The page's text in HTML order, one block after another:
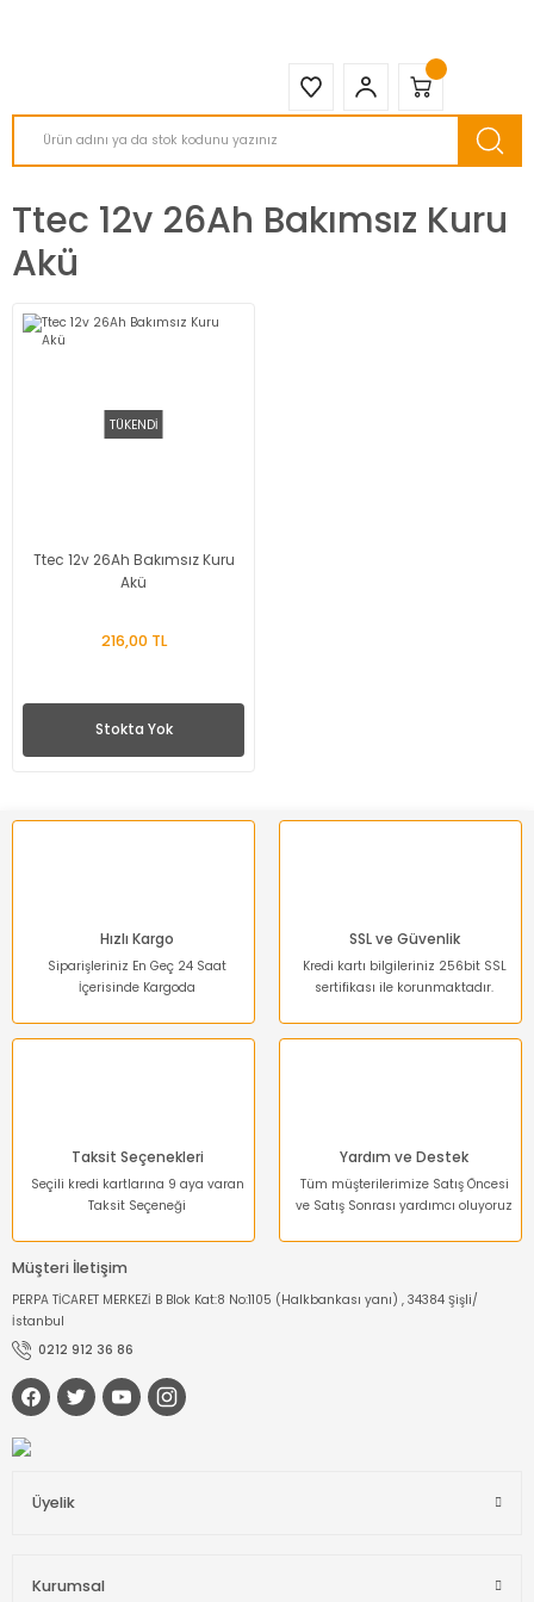
Ttec 12v 26Ah Bakımsız Kuru
Akü
TÜKENDİ
Ttec 12v 26Ah Bakımsız Kuru
Akü
216,00 TL
Stokta Yok
Hızlı Kargo
Siparişleriniz En Geç 24 Saat
İçerisinde Kargoda
SSL ve Güvenlik
Kredi kartı bilgileriniz 256bit SSL
sertifikası ile korunmaktadır.
Taksit Seçenekleri
Seçili kredi kartlarına 9 aya varan
Taksit Seçeneği
Yardım ve Destek
Tüm müşterilerimize Satış Öncesi
ve Satış Sonrası yardımcı oluyoruz
Müşteri İletişim
PERPA TİCARET MERKEZİ B Blok Kat:8 No:1105 (Halkbankası yanı) , 34384 Şişli/
İstanbul
0212 912 36 86
Üyelik
Kurumsal